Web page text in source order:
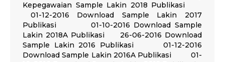
Kepegawaian Sample Lakin 2018 Publikasi
01-12-2016 Download Sample Lakin 2017
Publikasi 01-10-2016 Download Sample
Lakin 2018A Publikasi 26-06-2016 Download
Sample Lakin 2016 Publikasi 01-12-2016
Download Sample Lakin 2016A Publikasi 01-